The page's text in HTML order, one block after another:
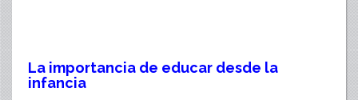
La importancia de educar desde la
infancia